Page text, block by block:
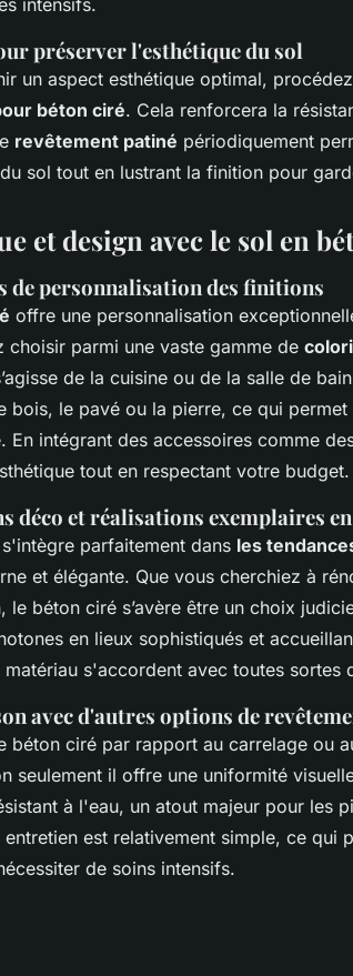
préserver l'esthétique du sol
un aspect esthétique optimal,
béton ciré. Cela renforcera la
revêtement patiné périodiquement
sol tout en lustrant la finition pour
et design avec le sol en
de personnalisation des finitions
offre une personnalisation
choisir parmi une vaste gamme de
de la cuisine ou de la salle de
bois, le pavé ou la pierre, ce qui
En intégrant des accessoires comme
tout en respectant votre budget.
déco et réalisations exemplaires
parfaitement dans les
et élégante. Que vous cherchiez à
le béton ciré s’avère être un choix
en lieux sophistiqués et
s'accordent avec toutes sortes
avec d'autres options de
béton ciré par rapport au carrelage ou
seulement il offre une uniformité
à l'eau, un atout majeur pour les
entretien est relativement simple, ce qui
de soins intensifs.